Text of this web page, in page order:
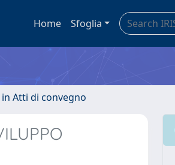
Home Sfoglia
Atti di convegno